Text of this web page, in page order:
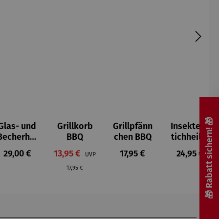
und
ter
Regulärer Preis:
29,00 €
Grillkorb
BBQ
Verkaufspreis:
13,95 €
UVP
Regulärer Preis:
17,95 €
Grillpfänn
chen BBQ
Regulärer Preis:
17,95 €
Insektens
tichheiler
Regulärer
24,95 € 🎁 Rabatt sichern! 🎁